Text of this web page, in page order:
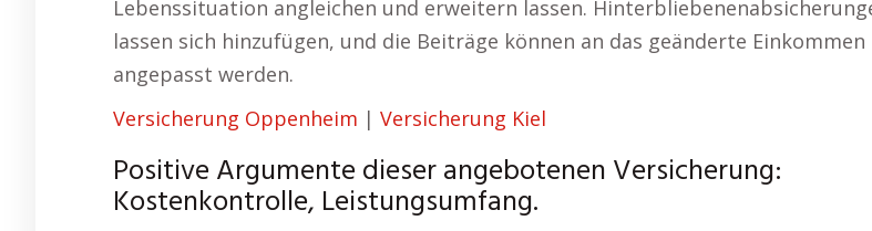
Lebenssituation angleichen und erweitern lassen.
lassen sich hinzufügen, und die Beiträge können an das geänderte Einkommen
angepasst werden.
Versicherung Oppenheim | Versicherung Kiel
Positive Argumente dieser angebotenen Versicherung:
Kostenkontrolle, Leistungsumfang.